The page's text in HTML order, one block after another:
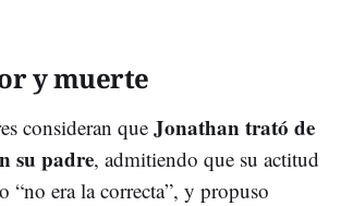
y muerte
consideran que Jonathan trató de
su padre, admitiendo que su actitud
“no era la correcta”, y propuso